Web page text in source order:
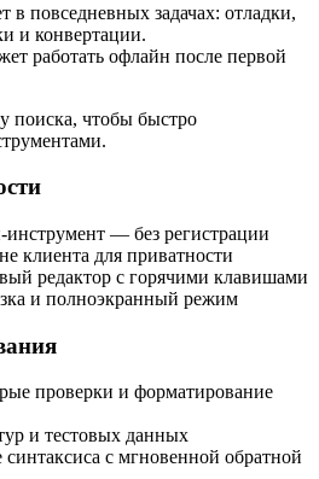
в повседневных задачах: отладки,
и конвертации.
работать офлайн после первой
поиска, чтобы быстро
— без регистрации
клиента для приватности
редактор с горячими клавишами
и полноэкранный режим
проверки и форматирование
и тестовых данных
с мгновенной обратной